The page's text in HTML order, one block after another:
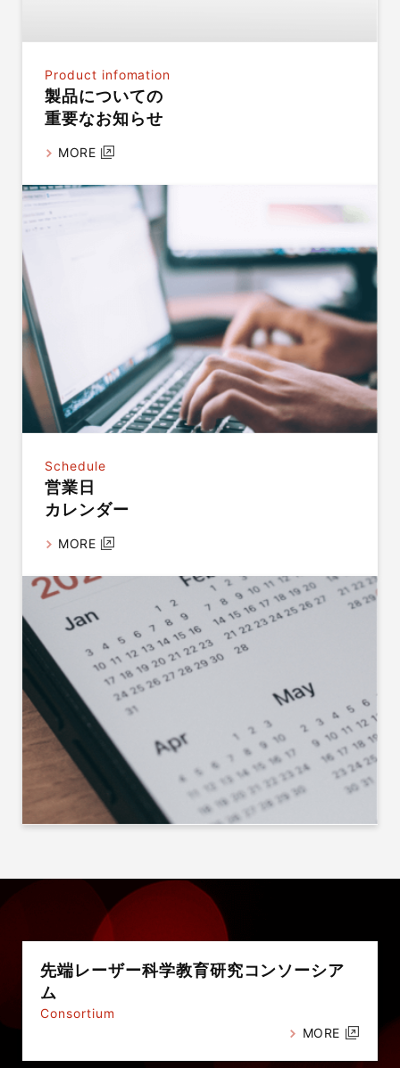
Product infomation
製品についての
重要なお知らせ
MORE
Schedule
営業日
カレンダー
MORE
先端レーザー科学教育研究コンソーシア
ム
Consortium
MORE